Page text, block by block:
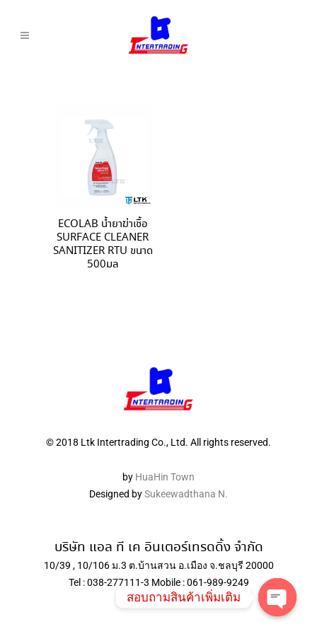
ECOLAB น้ำยาฆ่าเชื้อ
SURFACE CLEANER
SANITIZER RTU ขนาด
500มล
© 2018 Ltk Intertrading Co., Ltd. All rights reserved.
by HuaHin Town
Designed bySukeewadthana N.
บริษัท แอล ที เค อินเตอร์เทรดดิ้ง จำกัด
10/39 , 10/106 ม.3 ต.บ้านสวน อ.เมือง จ.ชลบุรี 20000
Tel : 038-277111-3 Mobile : 061-989-9249
สอบถามสินค้าเพิ่มเติม
Open